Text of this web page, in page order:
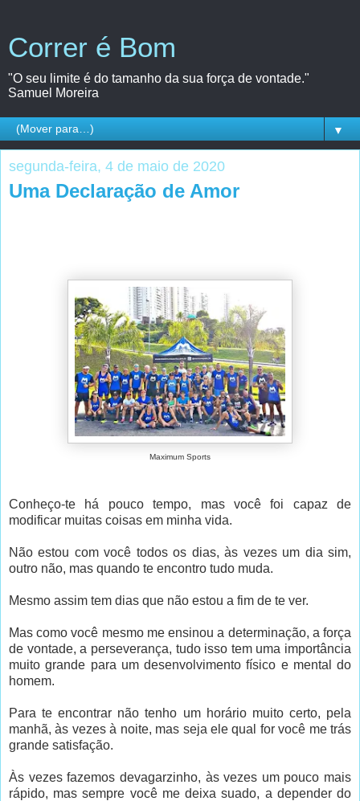
Correr é Bom
"O seu limite é do tamanho da sua força de vontade."
Samuel Moreira
▼
segunda-feira, 4 de maio de 2020
Uma Declaração de Amor
Maximum Sports
Conheço-te há pouco tempo, mas você foi capaz de
modificar muitas coisas em minha vida.
Não estou com você todos os dias, às vezes um dia sim,
outro não, mas quando te encontro tudo muda.
Mesmo assim tem dias que não estou a fim de te ver.
Mas como você mesmo me ensinou a determinação, a força
de vontade, a perseverança, tudo isso tem uma importância
muito grande para um desenvolvimento físico e mental do
homem.
Para te encontrar não tenho um horário muito certo, pela
manhã, às vezes à noite, mas seja ele qual for você me trás
grande satisfação.
Às vezes fazemos devagarzinho, às vezes um pouco mais
rápido, mas sempre você me deixa suado, a depender do